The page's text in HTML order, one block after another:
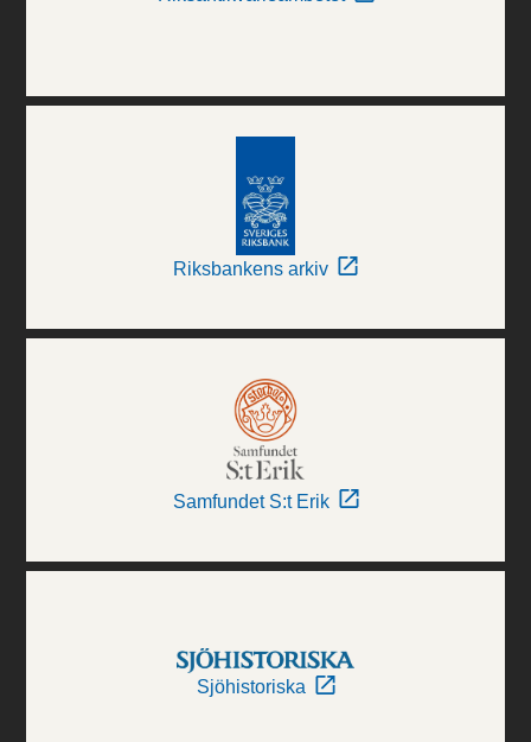
Riksbankens arkiv
Samfundet S:t Erik
Sjöhistoriska